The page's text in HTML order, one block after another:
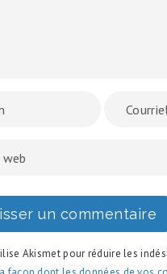
Akismet pour réduire les